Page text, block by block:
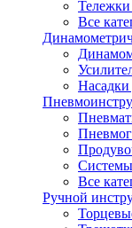
Тележки
Все
Системы
Все
Ручной